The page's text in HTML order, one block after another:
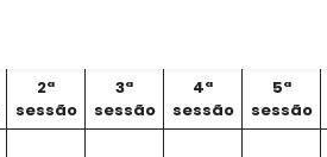
2ª
sessão
3ª
sessão
4ª
sessão
5ª
sessão